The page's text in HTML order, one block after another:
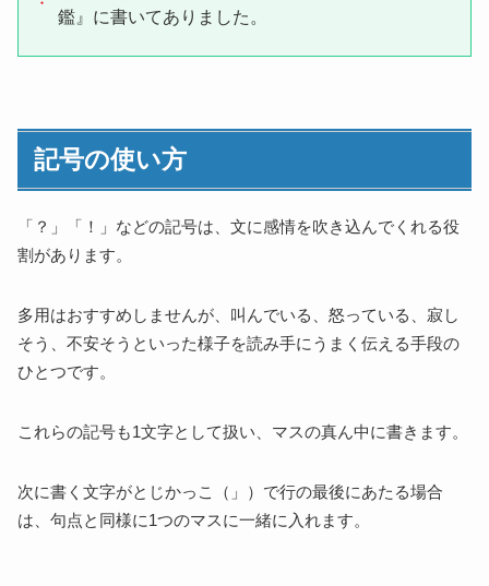
鑑』に書いてありました。
記号の使い方
「？」「！」などの記号は、文に感情を吹き込んでくれる役
割があります。
多用はおすすめしませんが、叫んでいる、怒っている、寂し
そう、不安そうといった様子を読み手にうまく伝える手段の
ひとつです。
これらの記号も1文字として扱い、マスの真ん中に書きます。
次に書く文字がとじかっこ（」）で行の最後にあたる場合
は、句点と同様に1つのマスに一緒に入れます。